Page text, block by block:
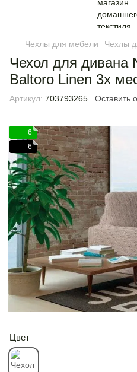
Чехлы для мебели Чехлы
Чехол для дивана
Baltoro Linen 3х
Артикул: 703793265 Оставить
6
6
Цвет